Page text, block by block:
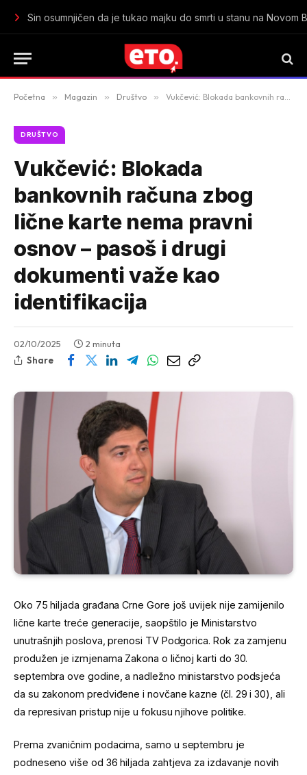
Kako rashladiti stan bez klime: Jednostavni trikovi koji mogu
Početna » Magazin » Društvo » Vukčević: Blokada bankovnih računa zbog lične karte nema pravni osnov – pasoš i drugi dokumenti važe kao identifikacija
DRUŠTVO
Vukčević: Blokada
bankovnih računa zbog
lične karte nema pravni
osnov – pasoš i drugi
dokumenti važe kao
identifikacija
02/10/2025
2 minuta
Share
Oko 75 hiljada građana Crne Gore još uvijek nije zamijenilo
lične karte treće generacije, saopštilo je Ministarstvo
unutrašnjih poslova, prenosi TV Podgorica. Rok za zamjenu
produžen je izmjenama Zakona o ličnoj karti do 30.
septembra ove godine, a nadležno ministarstvo podsjeća
da su zakonom predviđene i novčane kazne (čl. 29 i 30), ali
da represivan pristup nije u fokusu njihove politike.
Prema zvaničnim podacima, samo u septembru je
podneseno više od 36 hiljada zahtjeva za izdavanje novih